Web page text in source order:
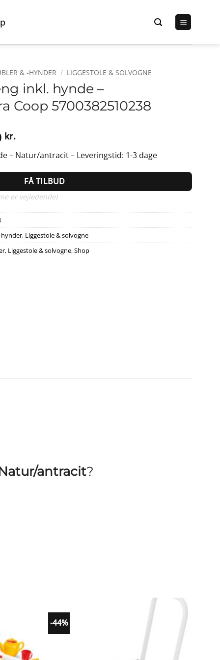
& -HYNDER / LIGGESTOLE & SOLVOGNE
inkl. hynde –
Coop 5700382510238
kr..
kr.Den
aktuelle
pris
er:
799,00 kr..
– Natur/antracit – Leveringstid: 1-3 dage
FÅ TILBUD
er vejledende)
hynder, Liggestole & solvogne
, Liggestole & solvogne,Shop
antracit?
-44%